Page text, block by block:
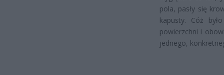
pola, pasły się
kapusty. Cóż
powierzchni i
jednego,